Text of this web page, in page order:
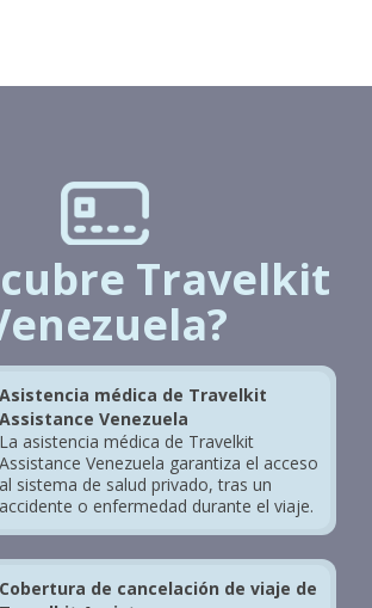
Travelkit
Asistencia médica de Travelkit
Assistance Venezuela
La asistencia médica de Travelkit
Assistance Venezuela garantiza el acceso
al sistema de salud privado, tras un
accidente o enfermedad durante el viaje.
Cobertura de cancelación de viaje de